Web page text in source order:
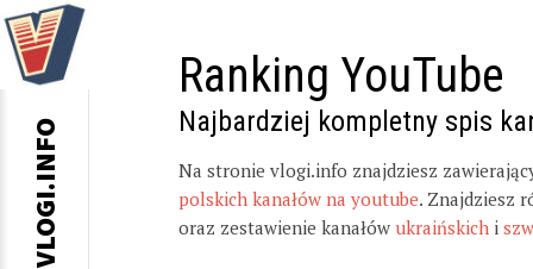
Ranking YouTube
Najbardziej kompletny spis
Na stronie vlogi.info znajdziesz
polskich kanałów na youtube. Znajdziesz
oraz zestawienie kanałów ukraińskich i
VLOGI.INFO